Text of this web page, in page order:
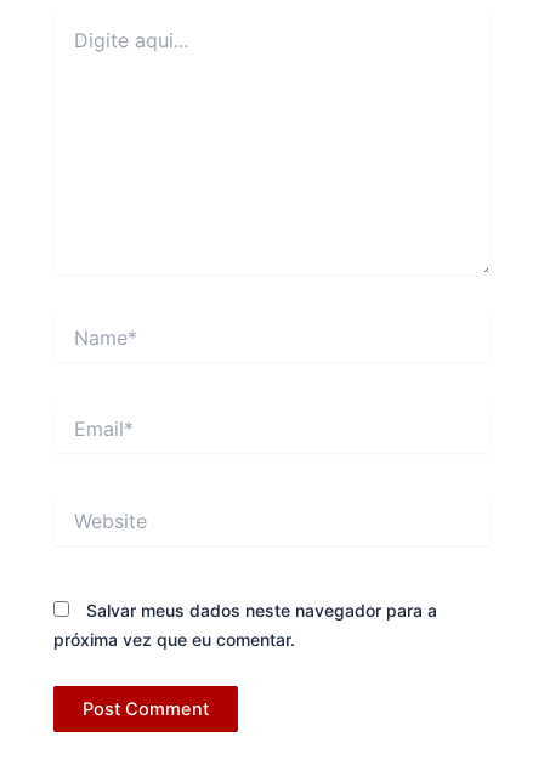
aqui...
Salvar meus dados neste navegador para a
próxima vez que eu comentar.